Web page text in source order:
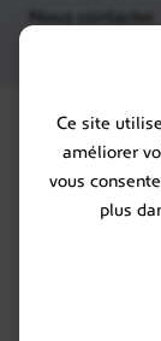
Ce site
améliorer
vous
plus
Nous contacter